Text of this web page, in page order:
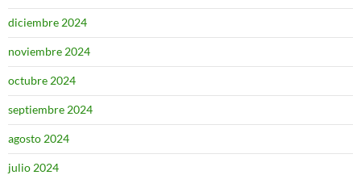
diciembre 2024
noviembre 2024
octubre 2024
septiembre 2024
agosto 2024
julio 2024